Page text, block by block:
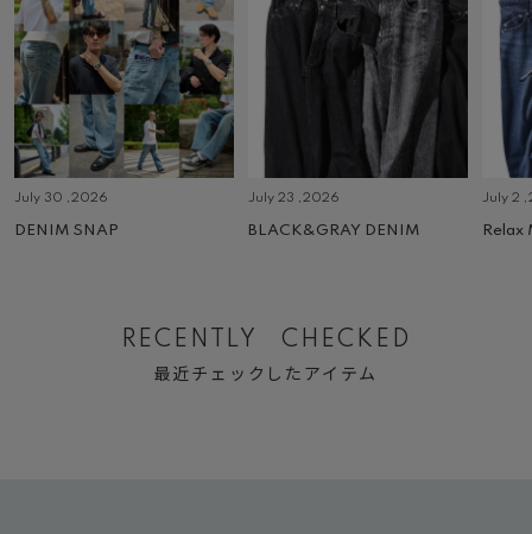
July 30 ,2026
DENIM SNAP
July 23 ,2026
BLACK&GRAY DENIM
July 2
Relax
RECENTLY CHECKED
最近チェックしたアイテム